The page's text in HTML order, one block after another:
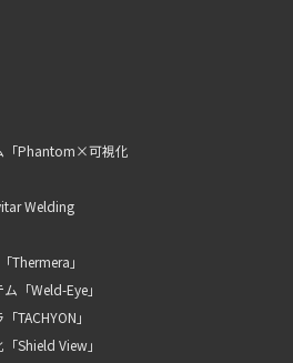
「Phantom×可視化
Welding
Thermera」
「Weld-Eye」
TACHYON」
Shield View」